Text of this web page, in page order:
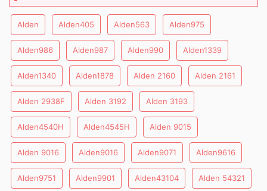
Alden Alden405 Alden563 Alden975
Alden986 Alden987 Alden990 Alden1339
Alden1340 Alden1878 Alden 2160 Alden 2161
Alden 2938F Alden 3192 Alden 3193
Alden4540H Alden4545H Alden 9015
Alden 9016 Alden9016 Alden9071 Alden9616
Alden9751 Alden9901 Alden43104 Alden 54321